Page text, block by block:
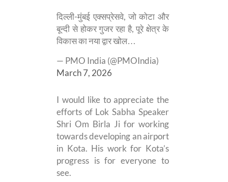
दिल्ली-मुंबई एक्सप्रेसवे, जो कोटा और
बून्दी से होकर गुजर रहा है, पूरे क्षेत्र के
विकास का नया द्वार खोल…
— PMO India (@PMOIndia)
March 7, 2026
I would like to appreciate the
efforts of Lok Sabha Speaker
Shri Om Birla Ji for working
towards developing an airport
in Kota. His work for Kota’s
progress is for everyone to
see.